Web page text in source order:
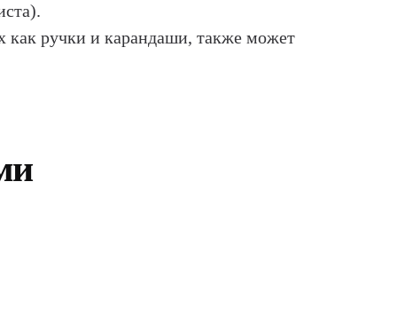
как ручки и карандаши, также может